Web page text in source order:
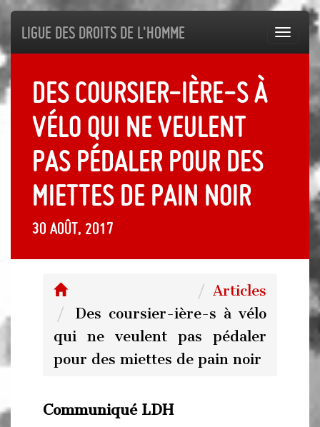
Ligue des droits de l'Homme
Des coursier-ière-s à
vélo qui ne veulent
pas pédaler pour des
miettes de pain noir
30 août, 2017
Articles
Des coursier-ière-s à vélo
qui ne veulent pas pédaler
pour des miettes de pain noir
Communiqué LDH